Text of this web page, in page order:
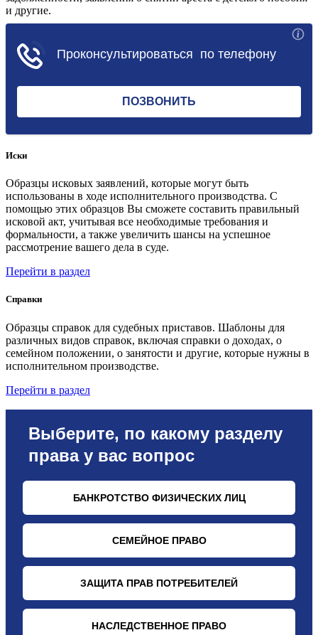
и другие.
Иски
Образцы исковых заявлений, которые могут быть
использованы в ходе исполнительного производства. С
помощью этих образцов Вы сможете составить правильный
исковой акт, учитывая все необходимые требования и
формальности, а также увеличить шансы на успешное
рассмотрение вашего дела в суде.
Перейти в раздел
Справки
Образцы справок для судебных приставов. Шаблоны для
различных видов справок, включая справки о доходах, о
семейном положении, о занятости и другие, которые нужны в
исполнительном производстве.
Перейти в раздел